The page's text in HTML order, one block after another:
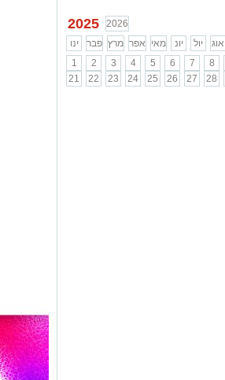
2025
2026
ינו
פבר מרץ אפר מאי יונ יול אוג
1
2 3 4 5 6 7 8
21
22 23 24 25 26 27 28